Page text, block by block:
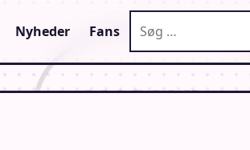
Nyheder Fans